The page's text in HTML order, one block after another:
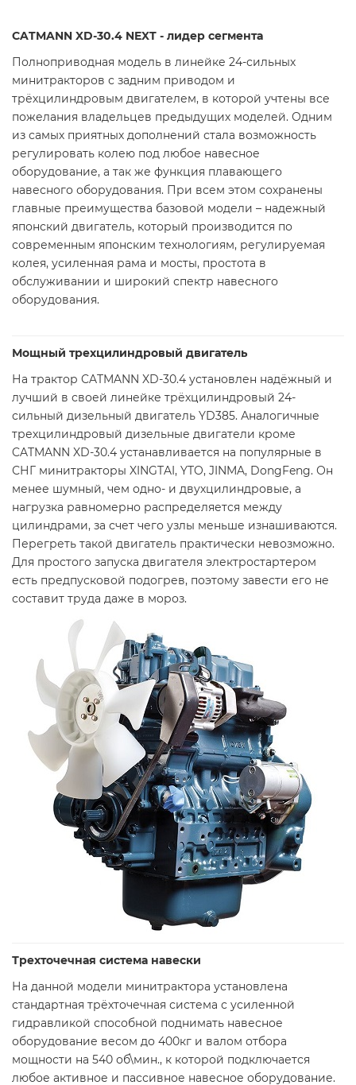
CATMANN XD-30.4 NEXT - лидер сегмента
Полноприводная модель в линейке 24-сильных
минитракторов с задним приводом и
трёхцилиндровым двигателем, в которой учтены все
пожелания владельцев предыдущих моделей. Одним
из самых приятных дополнений стала возможность
регулировать колею под любое навесное
оборудование, а так же функция плавающего
навесного оборудования. При всем этом сохранены
главные преимущества базовой модели – надежный
японский двигатель, который производится по
современным японским технологиям, регулируемая
колея, усиленная рама и мосты, простота в
обслуживании и широкий спектр навесного
оборудования.
Мощный трехцилиндровый двигатель
На трактор CATMANN XD-30.4 установлен надёжный и
лучший в своей линейке трёхцилиндровый 24-
сильный дизельный двигатель YD385. Аналогичные
трехцилиндровый дизельные двигатели кроме
CATMANN XD-30.4 устанавливается на популярные в
СНГ минитракторы XINGTAI, YTO, JINMA, DongFeng. Он
менее шумный, чем одно- и двухцилиндровые, а
нагрузка равномерно распределяется между
цилиндрами, за счет чего узлы меньше изнашиваются.
Перегреть такой двигатель практически невозможно.
Для простого запуска двигателя электростартером
есть предпусковой подогрев, поэтому завести его не
составит труда даже в мороз.
Трехточечная система навески
На данной модели минитрактора установлена
стандартная трёхточечная система с усиленной
гидравликой способной поднимать навесное
оборудование весом до 400кг и валом отбора
мощности на 540 об\мин., к которой подключается
любое активное и пассивное навесное оборудование.